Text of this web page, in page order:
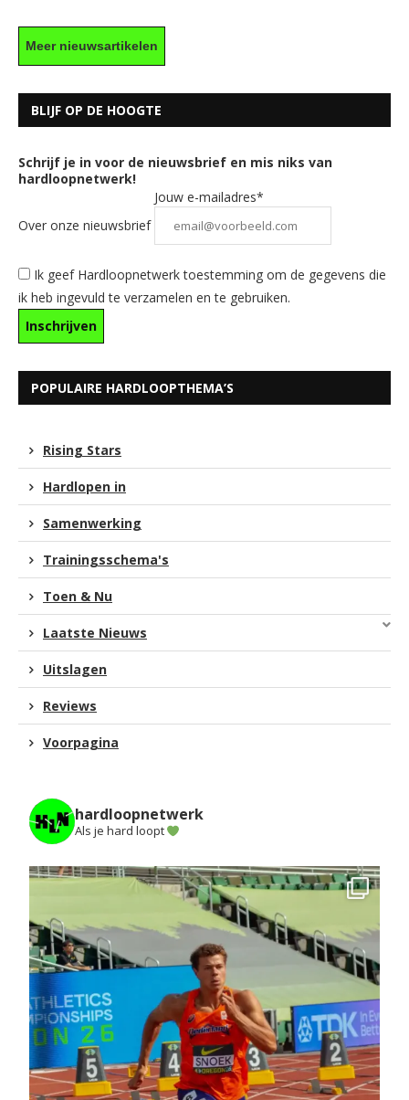
Meer nieuwsartikelen
BLIJF OP DE HOOGTE
Schrijf je in voor de nieuwsbrief en mis niks van
hardloopnetwerk!
Over onze nieuwsbrief
Jouw e-mailadres*
Ik geef Hardloopnetwerk toestemming om de gegevens die
ik heb ingevuld te verzamelen en te gebruiken.
POPULAIRE HARDLOOPTHEMA’S
Rising Stars
Hardlopen in
Samenwerking
Trainingsschema's
Toen & Nu
Laatste Nieuws
Uitslagen
Reviews
Voorpagina
hardloopnetwerk
Als je hard loopt